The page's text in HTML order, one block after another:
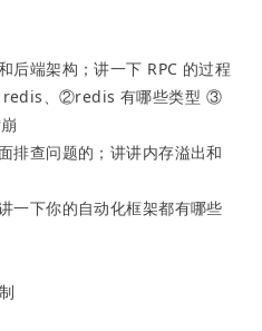
后端架构；讲一下 RPC 的过程
redis、②redis 有哪些类型 ③
排查问题的；讲讲内存溢出和
一下你的自动化框架都有哪些